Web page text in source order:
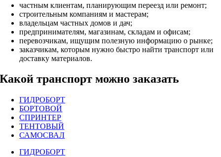
частным клиентам, планирующим переезд или ремонт;
строительным компаниям и мастерам;
владельцам частных домов и дач;
предпринимателям, магазинам, складам и офисам;
перевозчикам, ищущим полезную информацию о рынке;
заказчикам, которым нужно быстро найти транспорт или
доставку материалов.
Какой транспорт можно заказать
ГИДРОБОРТ
БОРТОВОЙ
СПРИНТЕР
ТЕНТОВЫЙ
САМОСВАЛ
ГИДРОБОРТ